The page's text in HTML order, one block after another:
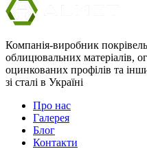
Компанія-виробник
облицювальних матеріалів,
оцинкованих профілів та
зі сталі в Україні
Про нас
Галерея
Блог
Контакти